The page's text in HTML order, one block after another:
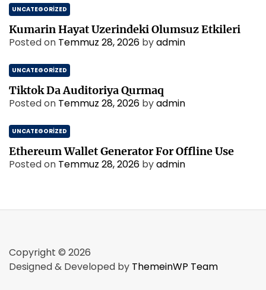
UNCATEGORIZED
Kumarin Hayat Uzerindeki Olumsuz Etkileri
Posted on Temmuz 28, 2026 byadmin
UNCATEGORIZED
Tiktok Da Auditoriya Qurmaq
Posted on Temmuz 28, 2026 byadmin
UNCATEGORIZED
Ethereum Wallet Generator For Offline Use
Posted on Temmuz 28, 2026 byadmin
Copyright © 2026
Designed & Developed by ThemeinWP Team